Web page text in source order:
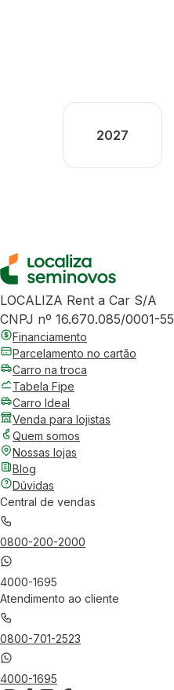
2027
LOCALIZA Rent a Car S/A
CNPJ nº 16.670.085/0001-55
Financiamento
Parcelamento no cartão
Carro na troca
Tabela Fipe
Carro Ideal
Venda para lojistas
Quem somos
Nossas lojas
Blog
Dúvidas
Central de vendas
0800-200-2000
4000-1695
Atendimento ao cliente
0800-701-2523
4000-1695